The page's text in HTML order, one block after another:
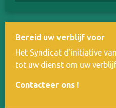
Bereid uw verblijf voor
Het Syndicat d'initiative
tot uw dienst om uw
Contacteer ons !